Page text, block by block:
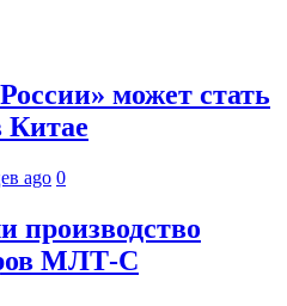
может стать
Китае
ago 0
производство
МЛТ-С